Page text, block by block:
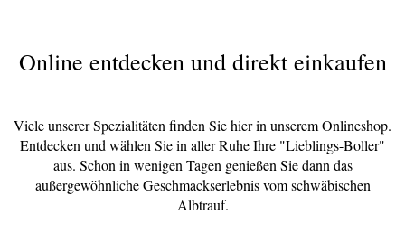
Online entdecken und direkt einkaufen
Viele unserer Spezialitäten finden Sie hier in unserem Onlineshop.
Entdecken und wählen Sie in aller Ruhe Ihre "Lieblings-Boller"
aus. Schon in wenigen Tagen genießen Sie dann das
außergewöhnliche Geschmackserlebnis vom schwäbischen
Albtrauf.